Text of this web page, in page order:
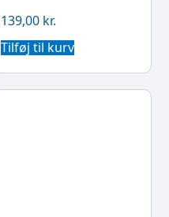
139,00 kr.
Tilføj til kurv